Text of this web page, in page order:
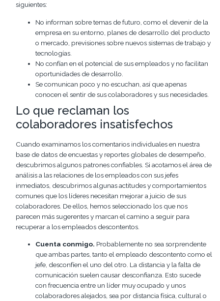
siguientes:
No informan sobre temas de futuro, como el devenir de la
empresa en su entorno, planes de desarrollo del producto
o mercado, previsiones sobre nuevos sistemas de trabajo y
tecnologías.
No confían en el potencial de sus empleados y no facilitan
oportunidades de desarrollo.
Se comunican poco y no escuchan, así que apenas
conocen el sentir de sus colaboradores y sus necesidades.
Lo que reclaman los
colaboradores insatisfechos
Cuando examinamos los comentarios individuales en nuestra
base de datos de encuestas y reportes globales de desempeño,
descubrimos algunos patrones confiables. Si acotamos el área de
análisis a las relaciones de los empleados con sus jefes
inmediatos, descubrimos algunas actitudes y comportamientos
comunes que los líderes necesitan mejorar a juicio de sus
colaboradores. De ellos, hemos seleccionado los que nos
parecen más sugerentes y marcan el camino a seguir para
recuperar a los empleados descontentos.
Cuenta conmigo. Probablemente no sea sorprendente
que ambas partes, tanto el empleado descontento como el
jefe, desconfíen el uno del otro. La distancia y la falta de
comunicación suelen causar desconfianza. Esto sucede
con frecuencia entre un líder muy ocupado y unos
colaboradores alejados, sea por distancia física, cultural o